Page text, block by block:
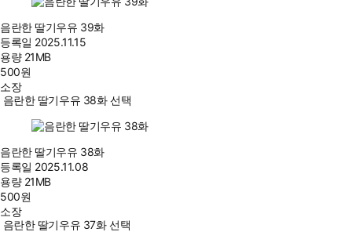
음란한 딸기우유 39화
등록일 2025.11.15
용량 21MB
500원
소장
음란한 딸기우유 38화 선택
음란한 딸기우유 38화
등록일 2025.11.08
용량 21MB
500원
소장
음란한 딸기우유 37화 선택